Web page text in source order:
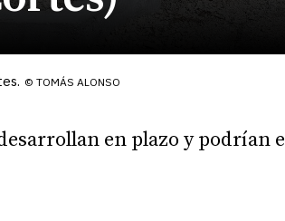
© TOMÁS ALONSO
en plazo y podrían